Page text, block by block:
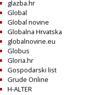
glazba.hr
Global
Global novine
Globalna Hrvatska
globalnovine.eu
Globus
Gloria.hr
Gospodarski list
Grude Online
H-ALTER